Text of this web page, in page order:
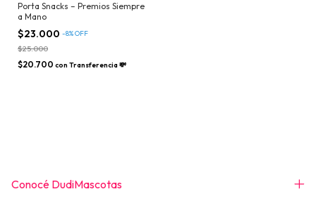
Porta Snacks – Premios Siempre
a Mano
$23.000 -8%OFF
$25.000
$20.700 con Transferencia 💸
Conocé DudiMascotas